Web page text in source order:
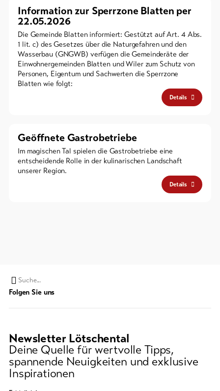
Information zur Sperrzone Blatten per
22.05.2026
Die Gemeinde Blatten informiert: Gestützt auf Art. 4 Abs.
1 lit. c) des Gesetzes über die Naturgefahren und den
Wasserbau (GNGWB) verfügen die Gemeinderäte der
Einwohnergemeinden Blatten und Wiler zum Schutz von
Personen, Eigentum und Sachwerten die Sperrzone
Blatten wie folgt:
Details
Geöffnete Gastrobetriebe
Im magischen Tal spielen die Gastrobetriebe eine
entscheidende Rolle in der kulinarischen Landschaft
unserer Region.
Details
Suchwort
Folgen Sie uns
Newsletter Lötschental
Deine Quelle für wertvolle Tipps,
spannende Neuigkeiten und exklusive
Inspirationen